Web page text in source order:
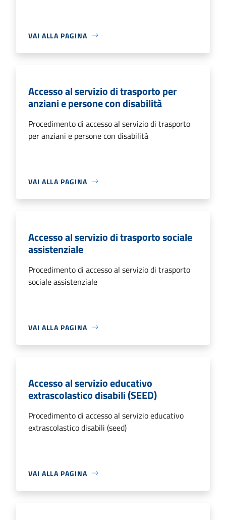
VAI ALLA PAGINA
Accesso al servizio di trasporto per
anziani e persone con disabilità
Procedimento di accesso al servizio di trasporto
per anziani e persone con disabilità
VAI ALLA PAGINA
Accesso al servizio di trasporto sociale
assistenziale
Procedimento di accesso al servizio di trasporto
sociale assistenziale
VAI ALLA PAGINA
Accesso al servizio educativo
extrascolastico disabili (SEED)
Procedimento di accesso al servizio educativo
extrascolastico disabili (seed)
VAI ALLA PAGINA